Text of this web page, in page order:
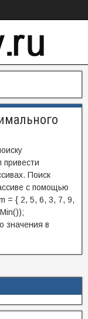
Поиск
с помощью
= { 2, 5, 6, 3, 7, 9,
значения в